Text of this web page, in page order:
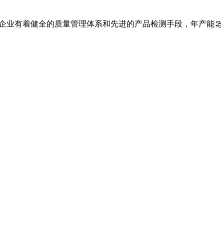
有着健全的质量管理体系和先进的产品检测手段，年产能